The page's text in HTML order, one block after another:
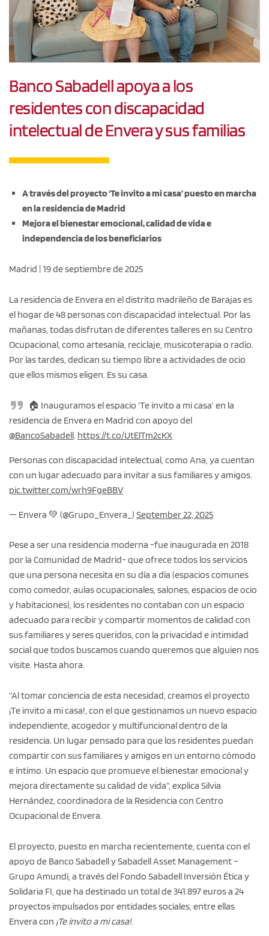
Banco Sabadell apoya a los
residentes con discapacidad
intelectual de Envera y sus familias
A través del proyecto ‘Te invito a mi casa’ puesto en marcha
en la residencia de Madrid
Mejora el bienestar emocional, calidad de vida e
independencia de los beneficiarios
Madrid | 19 de septiembre de 2025
La residencia de Envera en el distrito madrileño de Barajas es
el hogar de 48 personas con discapacidad intelectual. Por las
mañanas, todas disfrutan de diferentes talleres en su Centro
Ocupacional, como artesanía, reciclaje, musicoterapia o radio.
Por las tardes, dedican su tiempo libre a actividades de ocio
que ellos mismos eligen. Es su casa.
🏠 Inauguramos el espacio ‘Te invito a mi casa’ en la
residencia de Envera en Madrid con apoyo del
@BancoSabadell. https://t.co/UtElTm2cKX
Personas con discapacidad intelectual, como Ana, ya cuentan
con un lugar adecuado para invitar a sus familiares y amigos.
pic.twitter.com/wrh9FgeBBV
— Envera 💚 (@Grupo_Envera_) September 22, 2025
Pese a ser una residencia moderna -fue inaugurada en 2018
por la Comunidad de Madrid- que ofrece todos los servicios
que una persona necesita en su día a día (espacios comunes
como comedor, aulas ocupacionales, salones, espacios de ocio
y habitaciones), los residentes no contaban con un espacio
adecuado para recibir y compartir momentos de calidad con
sus familiares y seres queridos, con la privacidad e intimidad
social que todos buscamos cuando queremos que alguien nos
visite. Hasta ahora.
“Al tomar conciencia de esta necesidad, creamos el proyecto
¡Te invito a mi casa!, con el que gestionamos un nuevo espacio
independiente, acogedor y multifuncional dentro de la
residencia. Un lugar pensado para que los residentes puedan
compartir con sus familiares y amigos en un entorno cómodo
e íntimo. Un espacio que promueve el bienestar emocional y
mejora directamente su calidad de vida”, explica Silvia
Hernández, coordinadora de la Residencia con Centro
Ocupacional de Envera.
El proyecto, puesto en marcha recientemente, cuenta con el
apoyo de Banco Sabadell y Sabadell Asset Management –
Grupo Amundi, a través del Fondo Sabadell Inversión Ética y
Solidaria FI, que ha destinado un total de 341.897 euros a 24
proyectos impulsados por entidades sociales, entre ellas
Envera con ¡Te invito a mi casa!.